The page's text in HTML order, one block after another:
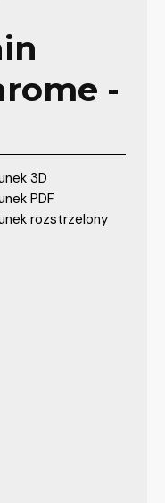
-
3D
PDF
rozstrzelony